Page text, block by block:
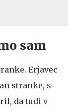
sam
Erjavec
stranke, s
da tudi v